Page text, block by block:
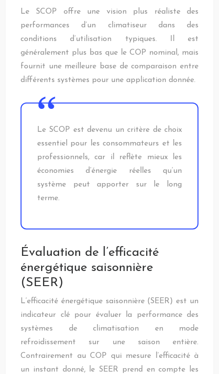
Le SCOP offre une vision plus réaliste des
performances d’un climatiseur dans des
conditions d’utilisation typiques. Il est
généralement plus bas que le COP nominal, mais
fournit une meilleure base de comparaison entre
différents systèmes pour une application donnée.
Le SCOP est devenu un critère de choix
essentiel pour les consommateurs et les
professionnels, car il reflète mieux les
économies d’énergie réelles qu’un
système peut apporter sur le long
terme.
Évaluation de l’efficacité
énergétique saisonnière
(SEER)
L’efficacité énergétique saisonnière (SEER) est un
indicateur clé pour évaluer la performance des
systèmes de climatisation en mode
refroidissement sur une saison entière.
Contrairement au COP qui mesure l’efficacité à
un instant donné, le SEER prend en compte les